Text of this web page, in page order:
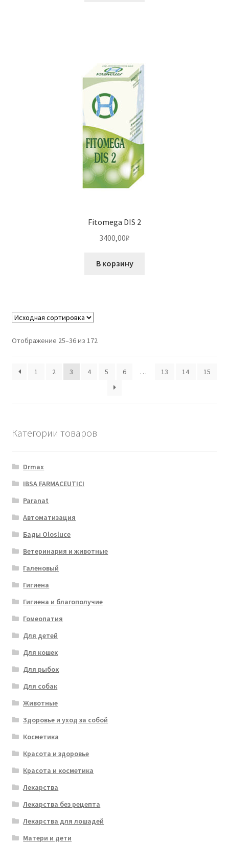
Fitomega DIS 2
3400,00₽
В корзину
Отображение 25–36 из 172
1 2 3 4 5 6 … 13 14 15
Категории товаров
Drmax
IBSA FARMACEUTICI
Paranat
Автоматизация
Бады Olosluce
Ветеринария и животные
Галеновый
Гигиена
Гигиена и благополучие
Гомеопатия
Для детей
Для кошек
Для рыбок
Для собак
Животные
Здоровье и уход за собой
Косметика
Красота и здоровье
Красота и косметика
Лекарства
Лекарства без рецепта
Лекарства для лошадей
Матери и дети